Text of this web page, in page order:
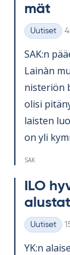
mät
Kategoriat
Uutiset
SAK:n
Lainàn
nis­te­riön
olisi
lais­ten
on yli
SAK
ILO
Kategoriat
Uutiset
YK:n